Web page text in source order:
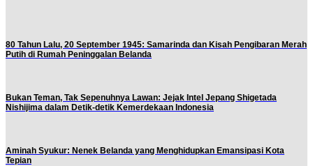
80 Tahun Lalu, 20 September 1945: Samarinda dan Kisah Pengibaran Merah
Putih di Rumah Peninggalan Belanda
Bukan Teman, Tak Sepenuhnya Lawan: Jejak Intel Jepang Shigetada
Nishijima dalam Detik-detik Kemerdekaan Indonesia
Aminah Syukur: Nenek Belanda yang Menghidupkan Emansipasi Kota
Tepian